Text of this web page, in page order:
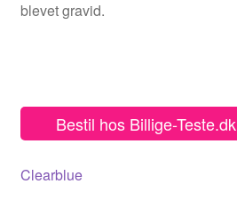
blevet gravid.
Bestil hos Billige-Teste.dk
Clearblue